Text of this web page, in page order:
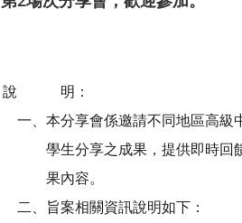
說 明：
一、本分享會係邀請不同地區高級
學生分享之成果，提供即時回饋
果內容。
二、旨案相關資訊說明如下：